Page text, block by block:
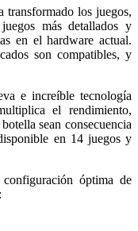
los juegos,
más detallados y
en el hardware actual.
son compatibles, y
e increíble tecnología
el rendimiento,
sean consecuencia
en 14 juegos y
óptima de